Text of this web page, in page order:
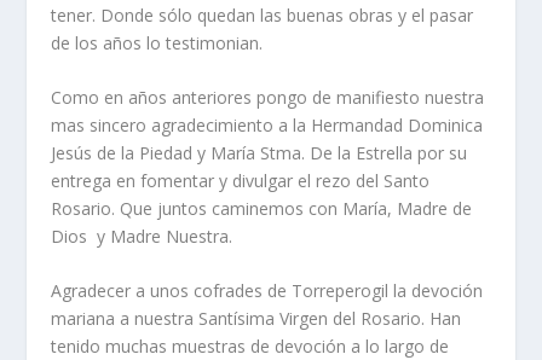
tener. Donde sólo quedan las buenas obras y el pasar
de los años lo testimonian.
Como en años anteriores pongo de manifiesto nuestra
mas sincero agradecimiento a la Hermandad Dominica
Jesús de la Piedad y María Stma. De la Estrella por su
entrega en fomentar y divulgar el rezo del Santo
Rosario. Que juntos caminemos con María, Madre de
Dios y Madre Nuestra.
Agradecer a unos cofrades de Torreperogil la devoción
mariana a nuestra Santísima Virgen del Rosario. Han
tenido muchas muestras de devoción a lo largo de